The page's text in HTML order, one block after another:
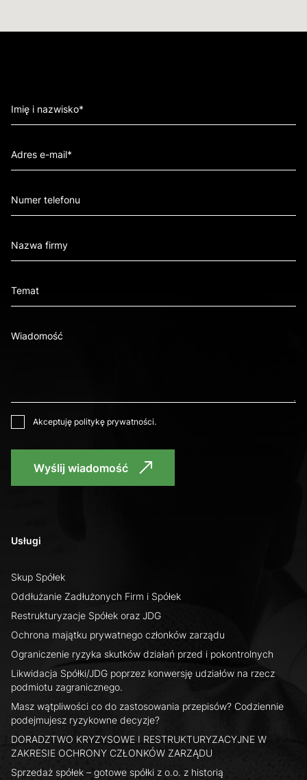
Usługi
Skup Spółek
Oddłużanie Zadłużonych Firm i Spółek
Restrukturyzacje Spółek oraz JDG
Ochrona majątku prywatnego członków zarządu
Ograniczenie ryzyka skutków działań przed i pokontrolnych
Likwidacja Spółki/JDG poprzez konwersję udziałów na rzecz
podmiotu zagranicznego.
Masz wątpliwości co do zastosowania przepisów? Codziennie
podejmujesz ryzykowne decyzje?
DORADZTWO KRYZYSOWE I RESTRUKTURYZACYJNE W
ZAKRESIE OCHRONY CZŁONKÓW ZARZĄDU
Sprzedaż spółek – gotowe spółki z o.o. z historią
Akceptuję politykę prywatności.
Wyślij wiadomość